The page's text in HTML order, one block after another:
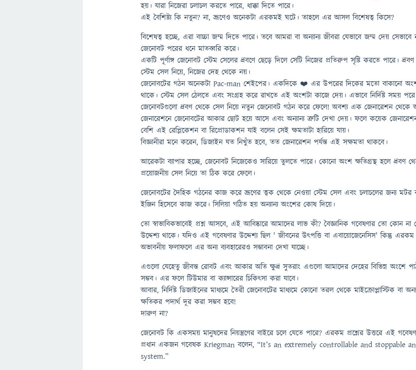
হয়। যারা নিজেরা চলাচল করতে পারে, ধাক্কা দিতে পারে।
এই বৈশিষ্ট্য কি নতুন? না, ভ্রূণেও অনেকটা এরকমই ঘটে। তাহলে এর আসল বিশেষত্ব কিসে?
বিশেষত্ব হচ্ছে, এরা বাচ্চা জম্ম দিতে পারে। তবে আমরা বা অন্যান্য জীবরা যেভাবে জম্ম দেয় সেভাবে
জেনোবট পরের ধনে মাতব্বরি করে।
একটি পূর্ণাঙ্গ জেনোবট স্টেম সেলের দ্রবণে ছেড়ে দিলে সেটি নিজের প্রতিরুপ সৃষ্টি করতে পারে।
স্টেম সেল নিয়ে, নিজের দেহ থেকে নয়।
জেনোবটের গঠন অনেকটা Pac-man শেইপের। একদিকে ❤️ এর উপরের দিকের মতো বাকানো
থাকে। স্টেম সেল ঠেলতে এবং সংগ্রহ করে রাখতে এই অংশটা কাজে দেয়। এভাবে নির্দিষ্ট সময়
জেনোবটগুলো দ্রবণ থেকে সেল নিয়ে নতুন জেনোবট গঠন করে ফেলে! অবশ্য এক জেনারেশন থেকে
জেনারেশনে জেনোবটের আকার ছোট হয়ে আসে এবং অন্যান্য ত্রুটি দেখা দেয়। ফলে কয়েক
বেশি এই রেপ্লিকেশন বা রিপ্রোডাকশন যাই বলেন সেই ক্ষমতাটা হারিয়ে যায়।
বিজ্ঞানীরা মনে করেন, ডিজাইন যত নিখুঁত হবে, তত জেনারেশন পর্যন্ত এই সক্ষমতা থাকবে।
আরেকটা ব্যাপার হচ্ছে, জেনোবট নিজেকেও সারিয়ে তুলতে পারে। কোনো অংশ ক্ষতিগ্রস্থ হলে দ্রবণ
প্রয়োজনীয় সেল নিয়ে তা ঠিক করে ফেলে।
জেনোবটের দৈহিক গঠনের কাজ করে ভ্রূণের ত্বক থেকে নেওয়া স্টেম সেল এবং চলাচলের জন্য মটর
ইঞ্জিন হিসেবে কাজ করে। সিলিয়া গঠিত হয় অন্যান্য অংশের কোষ দিয়ে।
তো স্বাভাবিকভাবেই প্রশ্ন আসবে, এই আবিষ্কারে আমাদের লাভ কী? বৈজ্ঞানিক গবেষণার তো কোন
উদ্দেশ্য থাকে। যদিও এই গবেষণার উদ্দেশ্য ছিল ' জীবনের উৎপত্তি বা এবায়োজেনেসিস' কিন্তু এরকম
অভাবনীয় ফলাফলে এর অন্য ব্যবহারেরও সম্ভাবনা দেখা যাচ্ছে।
এগুলো যেহেতু জীবন্ত রোবট এবং আকার অতি ক্ষুদ্র সুতরাং এগুলো আমাদের দেহের বিভিন্ন অংশে
সম্ভব। এর ফলে টিউমার বা ক্যান্সারের চিকিৎসা করা যাবে।
আবার, নির্দিষ্ট ডিজাইনের মাধ্যমে তৈরী জেনোবটের মাধ্যমে কোনো তরল থেকে মাইক্রোপ্লাস্টিক বা
ক্ষতিকর পদার্থ দূর করা সম্ভব হবে!
দারুণ না?
জেনোবট কি একসময় মানুষদের নিয়ন্ত্রণের বাইরে চলে যেতে পারে? এরকম প্রশ্নের উত্তরে এই
প্রধান একজন গবেষক Kriegman বলেন, “It’s an extremely controllable and stoppable
system.”